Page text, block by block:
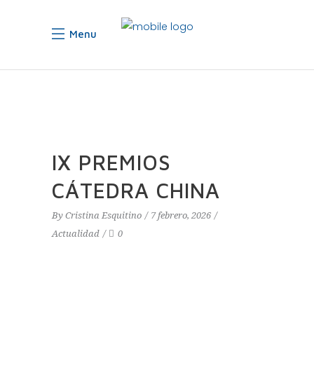
Menu
IX PREMIOS
CÁTEDRA CHINA
By Cristina Esquitino
7 febrero, 2026
Actualidad
0